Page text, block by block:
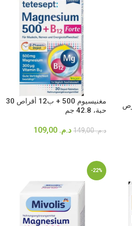
مغنيسيوم 500 + ب12 أقراص 30
حبة، 42.8 جم
د.م.149,00 د.م.
-22%